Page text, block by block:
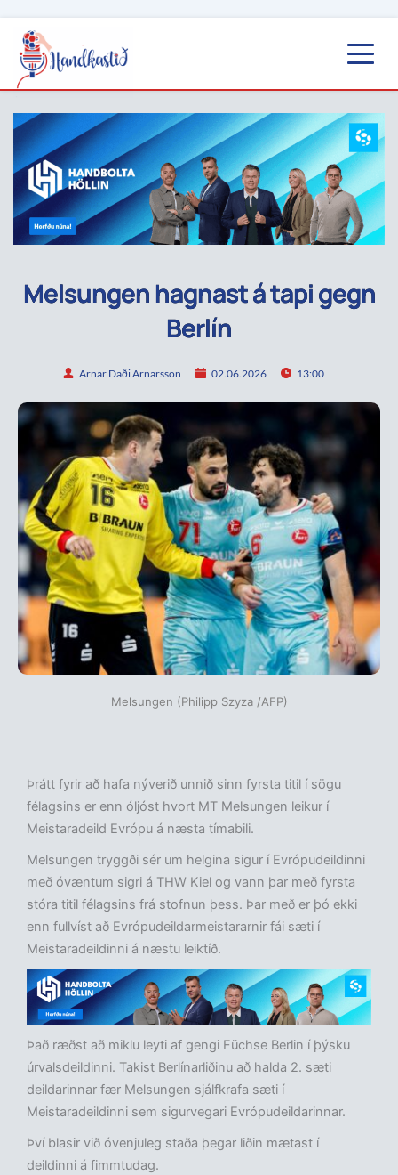
Melsungen hagnast á tapi gegn
Berlín
Arnar Daði Arnarsson 02.06.2026 13:00
Melsungen (Philipp Szyza /AFP)
Þrátt fyrir að hafa nýverið unnið sinn fyrsta titil í sögu
félagsins er enn óljóst hvort MT Melsungen leikur í
Meistaradeild Evrópu á næsta tímabili.
Melsungen tryggði sér um helgina sigur í Evrópudeildinni
með óvæntum sigri á THW Kiel og vann þar með fyrsta
stóra titil félagsins frá stofnun þess. Þar með er þó ekki
enn fullvíst að Evrópudeildarmeistararnir fái sæti í
Meistaradeildinni á næstu leiktíð.
Það ræðst að miklu leyti af gengi Füchse Berlin í þýsku
úrvalsdeildinni. Takist Berlínarliðinu að halda 2. sæti
deildarinnar fær Melsungen sjálfkrafa sæti í
Meistaradeildinni sem sigurvegari Evrópudeildarinnar.
Því blasir við óvenjuleg staða þegar liðin mætast í
deildinni á fimmtudag.